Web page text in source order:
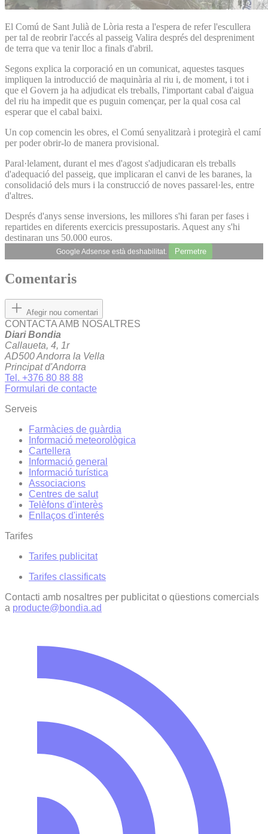
El Comú de Sant Julià de Lòria resta a l'espera de refer l'escullera
per tal de reobrir l'accés al passeig Valira després del despreniment
de terra que va tenir lloc a finals d'abril.
Segons explica la corporació en un comunicat, aquestes tasques
impliquen la introducció de maquinària al riu i, de moment, i tot i
que el Govern ja ha adjudicat els treballs, l'important cabal d'aigua
del riu ha impedit que es puguin començar, per la qual cosa cal
esperar que el cabal baixi.
Un cop comencin les obres, el Comú senyalitzarà i protegirà el camí
per poder obrir-lo de manera provisional.
Paral·lelament, durant el mes d'agost s'adjudicaran els treballs
d'adequació del passeig, que implicaran el canvi de les baranes, la
consolidació dels murs i la construcció de noves passarel·les, entre
d'altres.
Després d'anys sense inversions, les millores s'hi faran per fases i
repartides en diferents exercicis pressupostaris. Aquest any s'hi
destinaran uns 50.000 euros.
Google Adsense està deshabilitat. Permetre
Comentaris
Afegir nou comentari
CONTACTA AMB NOSALTRES
Diari Bondia
Callaueta, 4, 1r
AD500 Andorra la Vella
Principat d'Andorra
Tel. +376 80 88 88
Formulari de contacte
Serveis
Farmàcies de guàrdia
Informació meteorològica
Cartellera
Informació general
Informació turística
Associacions
Centres de salut
Telèfons d'interès
Enllaços d'interés
Tarifes
Tarifes publicitat
Tarifes classificats
Contacti amb nosaltres per publicitat o qüestions comercials
a producte@bondia.ad